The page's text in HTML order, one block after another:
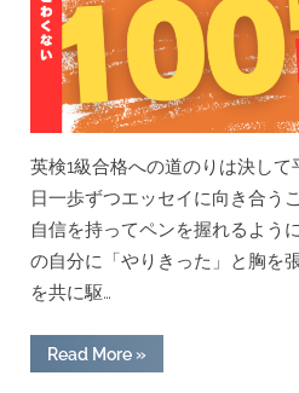
英検1級合格への道のりは決し
日一歩ずつエッセイに向き合う
自信を持ってペンを握れるよう
の自分に「やりきった」と胸を
を共に駆…
Read More“「英
検
»